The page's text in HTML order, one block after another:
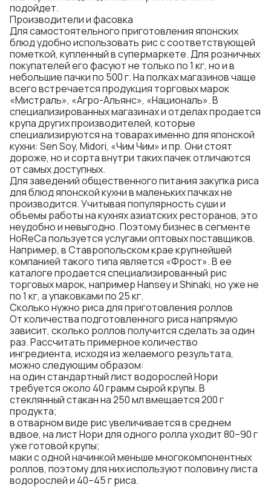
подойдет.
Производители и фасовка
Для самостоятельного приготовления японских
блюд удобно использовать рис с соответствующей
пометкой, купленный в супермаркете. Для розничных
покупателей его фасуют не только по 1 кг, но и в
небольшие пачки по 500 г. На полках магазинов чаще
всего встречается продукция торговых марок
«Мистраль», «Агро-Альянс», «Националь». В
специализированных магазинах и отделах продается
крупа других производителей, которые
специализируются на товарах именно для японской
кухни: Sen Soy, Midori, «Чим Чим» и пр. Они стоят
дороже, но и сорта внутри таких пачек отличаются
от самых доступных.
Для заведений общественного питания закупка риса
для блюд японской кухни в маленьких пачках не
производится. Учитывая популярность суши и
объемы работы на кухнях азиатских ресторанов, это
неудобно и невыгодно. Поэтому бизнес в сегменте
HoReCa пользуется услугами оптовых поставщиков.
Например, в Ставропольском крае крупнейшей
компанией такого типа является «Фрост». В ее
каталоге продается специализированный рис
торговых марок, например Hansey и Shinaki, но уже не
по 1 кг, а упаковками по 25 кг.
Сколько нужно риса для приготовления роллов
От количества подготовленного риса напрямую
зависит, сколько роллов получится сделать за один
раз. Рассчитать примерное количество
ингредиента, исходя из желаемого результата,
можно следующим образом:
на один стандартный лист водорослей Нори
требуется около 40 грамм сырой крупы. В
стеклянный стакан на 250 мл вмещается 200 г
продукта;
в отварном виде рис увеличивается в среднем
вдвое, на лист Нори для одного ролла уходит 80–90 г
уже готовой крупы;
маки с одной начинкой меньше многокомпонентных
роллов, поэтому для них используют половину листа
водорослей и 40–45 г риса.